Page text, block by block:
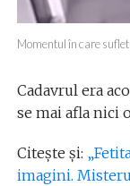
Momentul în care
Cadavrul era
se mai afla nici
Citește și:
imagini.